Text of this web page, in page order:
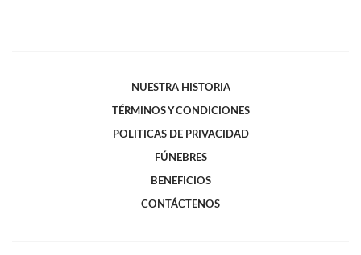
NUESTRA HISTORIA
TÉRMINOS Y CONDICIONES
POLITICAS DE PRIVACIDAD
FÚNEBRES
BENEFICIOS
CONTÁCTENOS